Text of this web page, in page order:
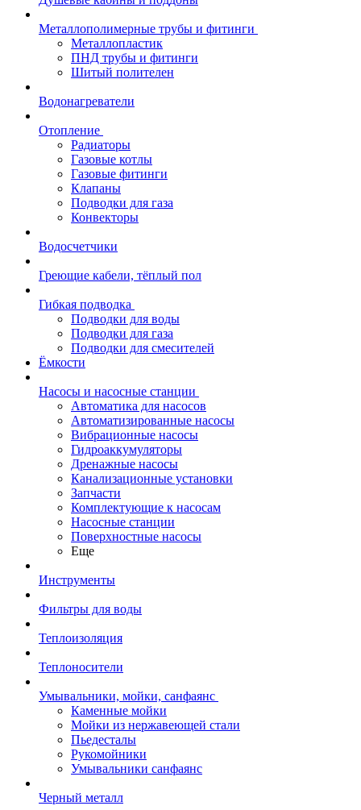
Металлополимерные трубы и фитинги
Металлопластик
ПНД трубы и фитинги
Шитый полителен
Водонагреватели
Отопление
Радиаторы
Газовые котлы
Газовые фитинги
Клапаны
Подводки для газа
Конвекторы
Водосчетчики
Греющие кабели, тёплый пол
Гибкая подводка
Подводки для воды
Подводки для газа
Подводки для смесителей
Ёмкости
Насосы и насосные станции
Автоматика для насосов
Автоматизированные насосы
Вибрационные насосы
Гидроаккумуляторы
Дренажные насосы
Канализационные установки
Запчасти
Комплектующие к насосам
Насосные станции
Поверхностные насосы
Еще
Инструменты
Фильтры для воды
Теплоизоляция
Теплоносители
Умывальники, мойки, санфаянс
Каменные мойки
Мойки из нержавеющей стали
Пьедесталы
Рукомойники
Умывальники санфаянс
Черный металл